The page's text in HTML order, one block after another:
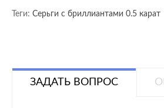
Теги: Серьги с бриллиантами 0.5 карат
ЗАДАТЬ ВОПРОС